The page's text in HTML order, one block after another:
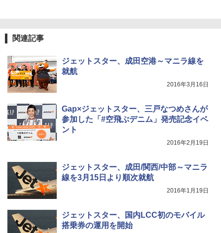
関連記事
ジェットスター、成田空港～マニラ線を
就航
2016年3月16日
Gap×ジェットスター、三戸なつめさんが
参加した「#空飛ぶデニム」発売記念イベ
ント
2016年2月19日
ジェットスター、成田/関西/中部～マニラ
線を3月15日より順次就航
2016年1月19日
ジェットスター、国内LCC初のモバイル
搭乗券の運用を開始